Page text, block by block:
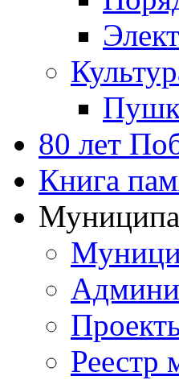
80 лет
Книга
Реестр